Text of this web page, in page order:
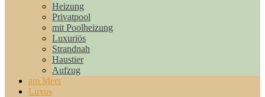
Heizung
Privatpool
mit Poolheizung
Luxuriös
Strandnah
Haustier
Aufzug
am Meer
Luxus